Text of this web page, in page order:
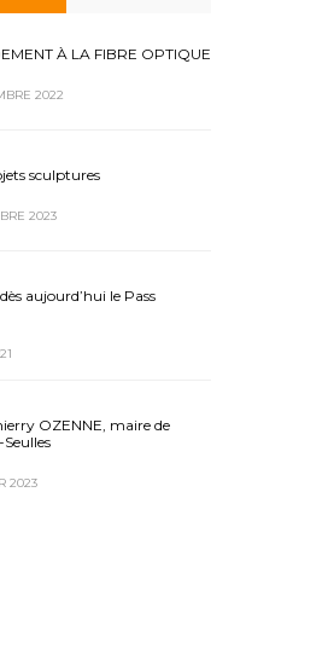
À LA FIBRE OPTIQUE
2022
sculptures
2023
aujourd’hui le Pass
OZENNE, maire de
2023